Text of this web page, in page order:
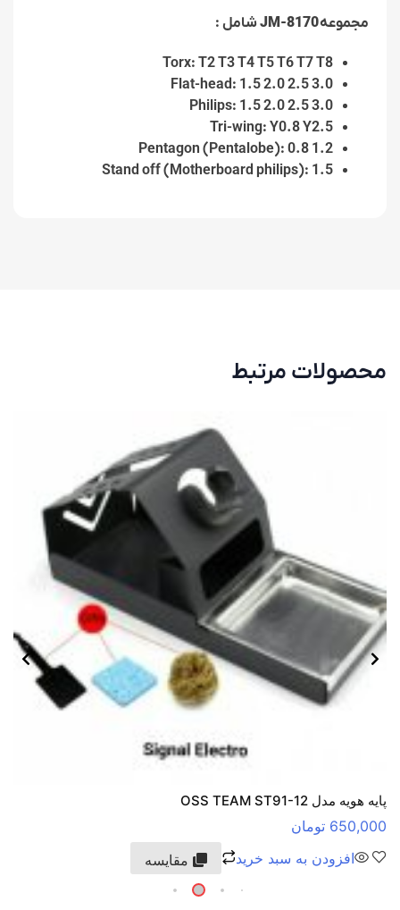
مجموعهJM-8170شامل :
Torx: T2 T3 T4 T5 T6 T7 T8
Flat-head: 1.5 2.0 2.5 3.0
Philips: 1.5 2.0 2.5 3.0
Tri-wing: Y0.8 Y2.5
Pentagon (Pentalobe): 0.8 1.2
Stand off (Motherboard philips): 1.5
محصولات مرتبط
پایه هویه مدل OSS TEAM ST91-12
650,000 تومان
افزودن به سبد خرید
مقایسه